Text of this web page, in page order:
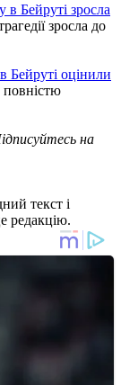
в Бейруті зросла
зросла до
Бейруті оцінили
повністю
на
текст і
редакцію.